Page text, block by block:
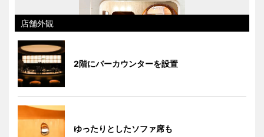
店舗外観
2階にバーカウンターを設置
ゆったりとしたソファ席も